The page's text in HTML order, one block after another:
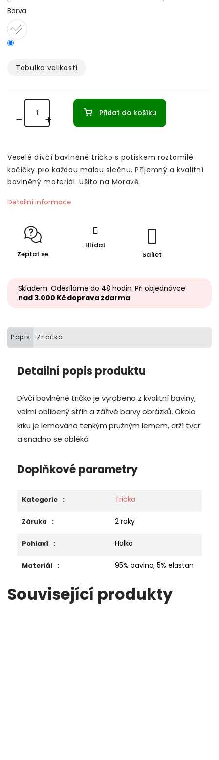
Barva
Tabulka velikostí­
Přidat do košíku
Veselé dívčí bavlněné tričko s potiskem roztomilé
kočičky pro každou malou slečnu. Příjemný a kvalitní
bavlněný materiál. Ušito na Moravě.
Detailní informace
Zeptat se
Hlídat
Sdílet
Skladem. Odesíláme do 48 hodin. Při objednávce
nad 3.000 Kč doprava zdarma
Popis Značka
Detailní popis produktu
Dívčí bavlněné tričko je vyrobeno z kvalitní bavlny,
velmi oblíbený střih a zářivé barvy obrázků. Okolo
krku je lemováno tenkým pružným lemem, drží tvar
a snadno se obléká.
Doplňkové parametry
Kategorie : Trička
Záruka : 2 roky
Pohlaví : Holka
Materiál : 95% bavlna, 5% elastan
Související produkty